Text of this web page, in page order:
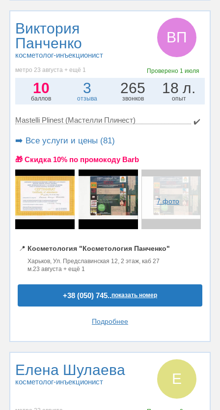
Виктория
Панченко
косметолог-инъекционист
ВП
метро 23 августа + ещё 1 Проверено 1 июля
10
баллов
3
отзыва
265
звонков
18 л.
опыт
Mastelli Plinest (Мастелли Плинест) ✔️
➡️ Все услуги и цены (81)
🎁 Cкидка 10% по промокоду Barb
7 фото
📍 Косметология "Косметология Панченко"
Харьков, Ул. Предславинская 12, 2 этаж, каб 27
м.23 августа + ещё 1
+38 (050) 745..показать номер
Подробнее
Елена Шулаева
косметолог-инъекционист Е